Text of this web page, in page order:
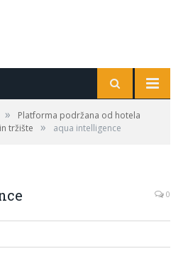
»
Platforma podržana od hotela
tržište
» aqua intelligence
0